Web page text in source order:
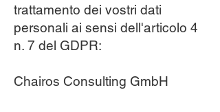
trattamento dei vostri dati
personali ai sensi dell'articolo 4
n. 7 del GDPR:
Chairos Consulting GmbH